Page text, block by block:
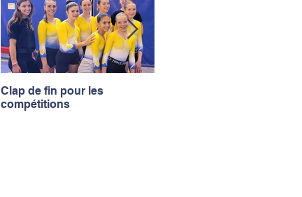
Clap de fin pour les
compétitions